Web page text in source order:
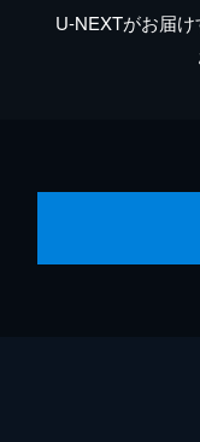
U-NEXTがお届